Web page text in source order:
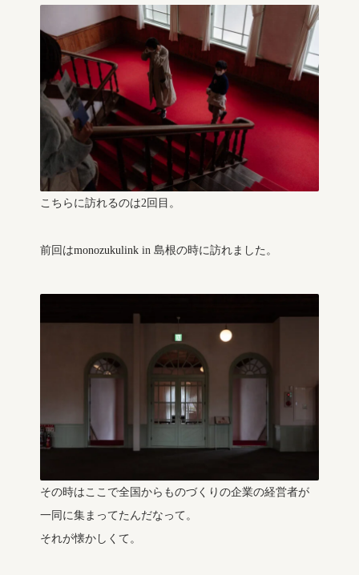
こちらに訪れるのは2回目。
前回はmonozukulinkin 島根の時に訪れました。
その時はここで全国からものづくりの企業の経営者が
一同に集まってたんだなって。
それが懐かしくて。